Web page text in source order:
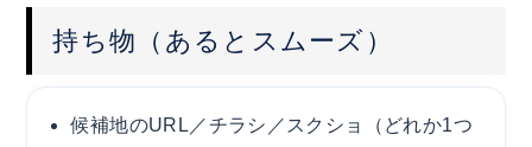
持ち物（あるとスムーズ）
候補地のURL／チラシ／スクショ（どれか1つ